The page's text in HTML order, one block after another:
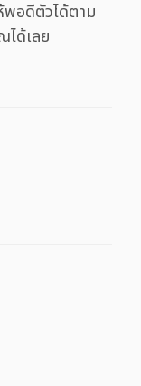
อดีตัวได้ตาม
ได้เลย